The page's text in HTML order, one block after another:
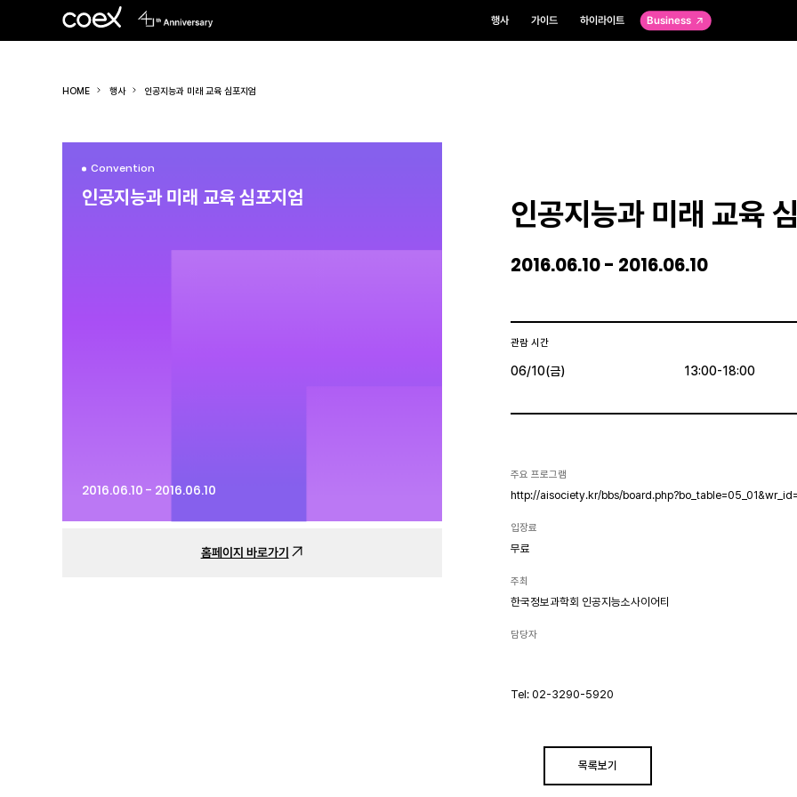
행사 가이드 하이라이트 Business
HOME 행사 인공지능과 미래 교육 심포지엄
Convention
인공지능과 미래 교육 심포지엄
2016.06.10 - 2016.06.10
홈페이지 바로가기
인공지능과 미래 교육
2016.06.10 - 2016.06.10
관람 시간
06/10(금) 13:00-18:00
주요 프로그램
http://aisociety.kr/bbs/
입장료
무료
주최
한국정보과학회 인공지능소사이어티
담당자
Tel: 02-3290-5920
목록보기